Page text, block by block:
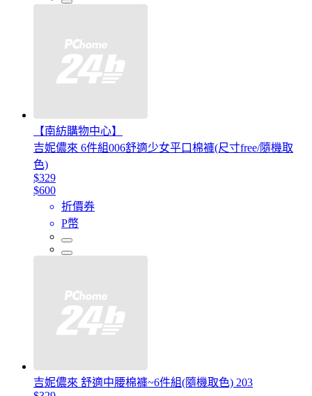
【南紡購物中心】
吉妮儂來 6件組006舒適少女平口棉褲(尺寸free/隨機取
色)
$329
$600
折價券
P幣
吉妮儂來 舒適中腰棉褲~6件組(隨機取色) 203